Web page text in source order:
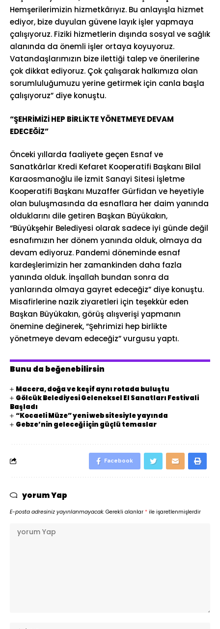
Hemşerilerimizin hizmetkârıyız. Bu anlayışla hizmet
ediyor, bize duyulan güvene layık işler yapmaya
çalışıyoruz. Fiziki hizmetlerin dışında sosyal ve sağlık
alanında da önemli işler ortaya koyuyoruz.
Vatandaşlarımızın bize ilettiği talep ve önerilerine
çok dikkat ediyoruz. Çok çalışarak halkımıza olan
sorumluluğumuzu yerine getirmek için canla başla
çalışıyoruz” diye konuştu.
“ŞEHRİMİZİ HEP BİRLİKTE YÖNETMEYE DEVAM
EDECEĞİZ”
Önceki yıllarda faaliyete geçen Esnaf ve
Sanatkârlar Kredi Kefaret Kooperatifi Başkanı Bilal
Karaosmanoğlu ile İzmit Sanayi Sitesi İşletme
Kooperatifi Başkanı Muzaffer Gürfidan ve heyetiyle
olan buluşmasında da esnaflara her daim yanında
olduklarını dile getiren Başkan Büyükakın,
“Büyükşehir Belediyesi olarak sadece iyi günde değil
esnafımızın her dönem yanında olduk, olmaya da
devam ediyoruz. Pandemi döneminde esnaf
kardeşlerimizin her zamankinden daha fazla
yanında olduk. İnşallah bundan sonra da
yanlarında olmaya gayret edeceğiz” diye konuştu.
Misafirlerine nazik ziyaretleri için teşekkür eden
Başkan Büyükakın, görüş alışverişi yapmanın
önemine değinerek, “Şehrimizi hep birlikte
yönetmeye devam edeceğiz” vurgusu yaptı.
Bunu da beğenebilirsin
Macera, doğa ve keşif aynı rotada buluştu
Gölcük Belediyesi Geleneksel El Sanatları Festivali
Başladı
“Kocaeli Müze” yeni web sitesiyle yayında
Gebze’nin geleceği için güçlü temaslar
Facebook
yorum Yap
E-posta adresiniz yayınlanmayacak. Gerekli alanlar * ile işaretlenmişlerdir